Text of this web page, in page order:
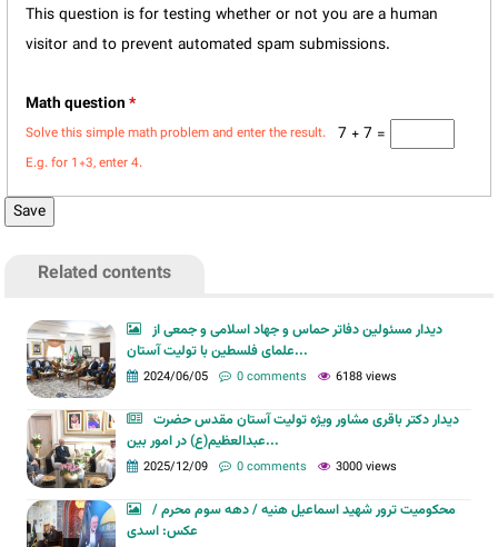
This question is for testing whether or not you are a human
visitor and to prevent automated spam submissions.
Math question*
7 + 7 =
Solve this simple math problem and enter the result.
E.g. for 1+3, enter 4.
Related contents
دیدار مسئولین دفاتر حماس و جهاد اسلامی و جمعی از
علمای فلسطین با تولیت آستان...
2024/06/05 0 comments 6188 views
دیدار دکتر باقری مشاور ویژه تولیت آستان مقدس حضرت
عبدالعظیم(ع) در امور بین...
2025/12/09 0 comments 3000 views
محکومیت ترور شهید اسماعیل هنیه / دهه سوم محرم /
عکس: اسدی